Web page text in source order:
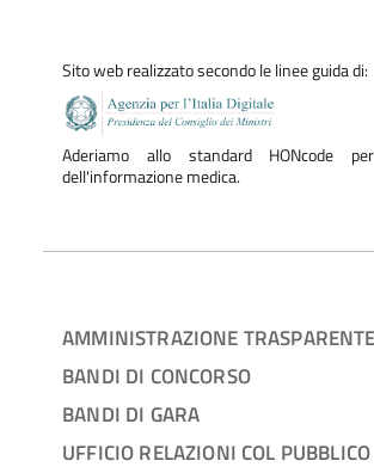
Sito web realizzato secondo le linee guida di:
Aderiamo allo standard HONcode
dell'informazione medica.
AMMINISTRAZIONE TRASPARENTE
BANDI DI CONCORSO
BANDI DI GARA
UFFICIO RELAZIONI COL PUBBLICO